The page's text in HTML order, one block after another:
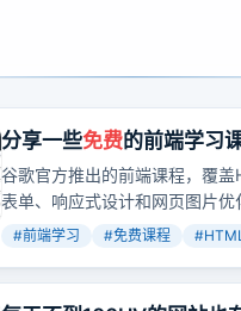
分享一些免费的前端学习
谷歌官方推出的前端课程，覆盖
表单、响应式设计和网页图片优
不仅适合初学者快速上手，也
#前端学习 #免费课程 #